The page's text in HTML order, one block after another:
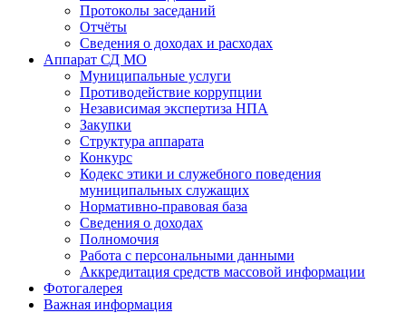
Протоколы заседаний
Отчёты
Сведения о доходах и расходах
Аппарат СД МО
Муниципальные услуги
Противодействие коррупции
Независимая экспертиза НПА
Закупки
Структура аппарата
Конкурс
Кодекс этики и служебного поведения
муниципальных служащих
Нормативно-правовая база
Сведения о доходах
Полномочия
Работа с персональными данными
Аккредитация средств массовой информации
Фотогалерея
Важная информация